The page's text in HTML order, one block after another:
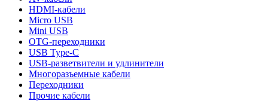
HDMI-кабели
Micro USB
Mini USB
OTG-переходники
USB Type-C
USB-разветвители и удлинители
Многоразъемные кабели
Переходники
Прочие кабели